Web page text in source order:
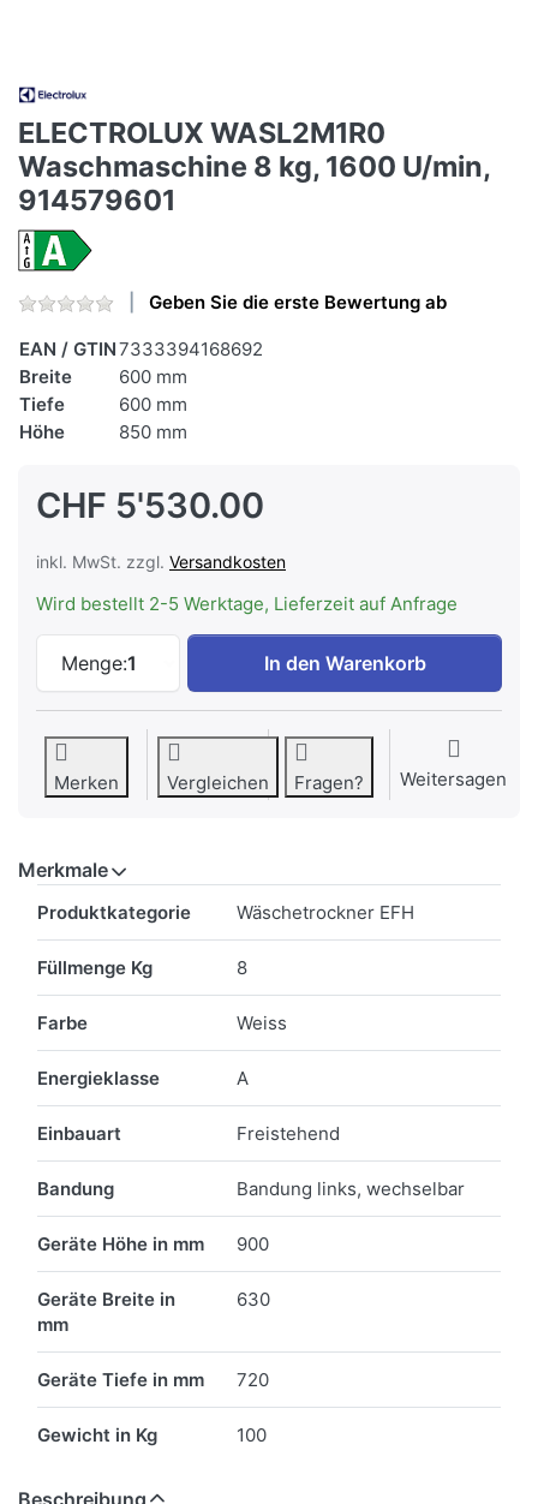
ELECTROLUX WASL2M1R0
Waschmaschine 8 kg, 1600 U/min,
914579601
Geben Sie die erste Bewertung ab
EAN / GTIN7333394168692
Breite
600 mm
Tiefe
600 mm
Höhe
850 mm
CHF 5'530.00
inkl. MwSt. zzgl. Versandkosten
Wird bestellt 2-5 Werktage, Lieferzeit auf Anfrage
Menge:1
ELECTROLUX WASL2M1R0
In den Warenkorb
Merken Vergleichen Fragen? Weitersagen
Merkmale
Produktkategorie Wäschetrockner EFH
Füllmenge Kg 8
Farbe Weiss
Energieklasse A
Einbauart Freistehend
Bandung Bandung links, wechselbar
Geräte Höhe in mm 900
Geräte Breite in
mm
630
Geräte Tiefe in mm 720
Gewicht in Kg 100